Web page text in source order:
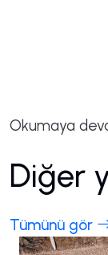
Okumaya
Diğer
Tümünü gör